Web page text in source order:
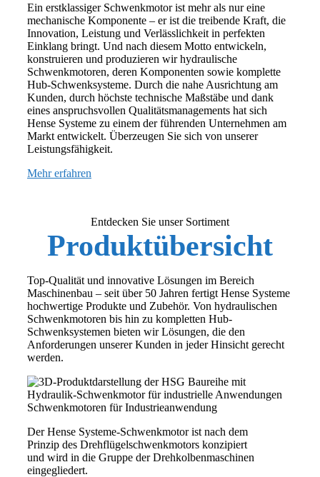
Ein erstklassiger Schwenkmotor ist mehr als nur eine
mechanische Komponente – er ist die treibende Kraft, die
Innovation, Leistung und Verlässlichkeit in perfekten
Einklang bringt. Und nach diesem Motto entwickeln,
konstruieren und produzieren wir hydraulische
Schwenkmotoren, deren Komponenten sowie komplette
Hub-Schwenksysteme. Durch die nahe Ausrichtung am
Kunden, durch höchste technische Maßstäbe und dank
eines anspruchsvollen Qualitätsmanagements hat sich
Hense Systeme zu einem der führenden Unternehmen am
Markt entwickelt. Überzeugen Sie sich von unserer
Leistungsfähigkeit.
Mehr erfahren
Produktübersicht
Entdecken Sie unser Sortiment
Top-Qualität und innovative Lösungen im Bereich
Maschinenbau – seit über 50 Jahren fertigt Hense Systeme
hochwertige Produkte und Zubehör. Von hydraulischen
Schwenkmotoren bis hin zu kompletten Hub-
Schwenksystemen bieten wir Lösungen, die den
Anforderungen unserer Kunden in jeder Hinsicht gerecht
werden.
Schwenkmotoren für Industrieanwendung
Der Hense Systeme-Schwenkmotor ist nach dem
Prinzip des Drehflügelschwenkmotors konzipiert
und wird in die Gruppe der Drehkolbenmaschinen
eingegliedert.